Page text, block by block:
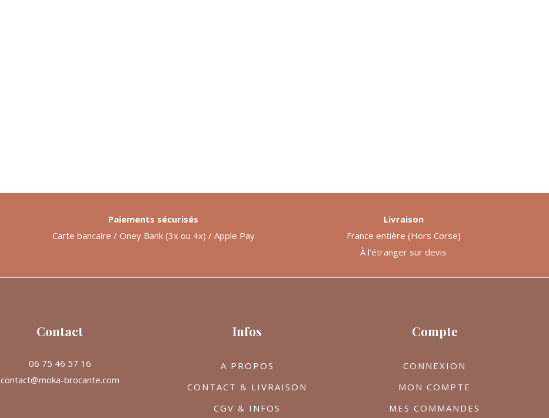
Contact
06 75 46 57 16
contact@moka-brocante.com
Infos
A PROPOS
CONTACT & LIVRAISON
CGV & INFOS
Compte
CONNEXION
MON COMPTE
MES COMMANDES
Paiements sécurisés
Carte bancaire / Oney Bank (3x ou 4x) / Apple Pay
Livraison
France entière (Hors Corse)
À l'étranger sur devis